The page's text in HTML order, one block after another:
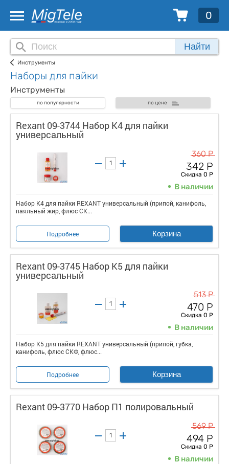
0
Найти
Инструменты
Наборы для пайки
Инструменты
по популярности по цене
Rexant 09-3744 Набор К4 для пайки
универсальный
360 Р
342 Р
Скидка 0 Р
В наличии
Набор К4 для пайки REXANT универсальный (припой, канифоль,
паяльный жир, флюс СК...
Подробнее Корзина
Rexant 09-3745 Набор К5 для пайки
универсальный
513 Р
470 Р
Скидка 0 Р
В наличии
Набор К5 для пайки REXANT универсальный (припой, губка,
канифоль, флюс СКФ, флюс...
Подробнее Корзина
Rexant 09-3770 Набор П1 полировальный
569 Р
494 Р
Скидка 0 Р
В наличии